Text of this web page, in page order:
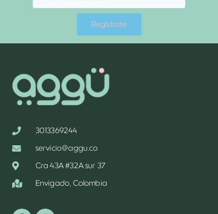
Regístrate
3013369244
servicio@aggu.co
Cra 43A #32A sur 37
Envigado, Colombia